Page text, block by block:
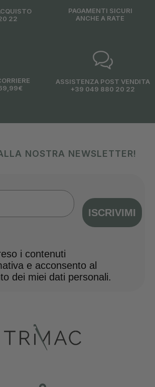
22
PAGAMENTI SICURI
ANCHE A RATE
ASSISTENZA POST VENDITA
+39 049 880 20 22
NOSTRA NEWSLETTER!
ISCRIVIMI
i contenuti
e acconsento al
dei miei dati personali.